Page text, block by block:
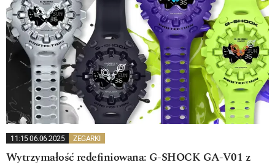
11:15 06.06.2025 ZEGARKI
Wytrzymałość redefiniowana: G-SHOCK GA-V01 z